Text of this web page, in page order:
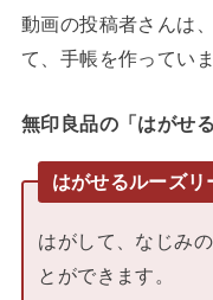
動画の投稿者さんは
て、手帳を作っていま
無印良品の「はがせ
はがせるルーズリ
はがして、なじみ
とができます。